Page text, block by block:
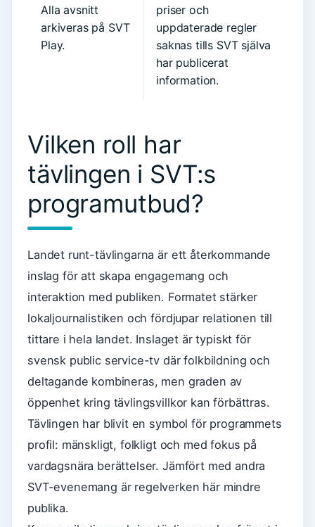
Alla avsnitt
arkiveras på SVT
Play.
priser och
uppdaterade regler
saknas tills SVT själva
har publicerat
information.
Vilken roll har
tävlingen i SVT:s
programutbud?
Landet runt-tävlingarna är ett återkommande
inslag för att skapa engagemang och
interaktion med publiken. Formatet stärker
lokaljournalistiken och fördjupar relationen till
tittare i hela landet. Inslaget är typiskt för
svensk public service-tv där folkbildning och
deltagande kombineras, men graden av
öppenhet kring tävlingsvillkor kan förbättras.
Tävlingen har blivit en symbol för programmets
profil: mänskligt, folkligt och med fokus på
vardagsnära berättelser. Jämfört med andra
SVT-evenemang är regelverken här mindre
publika.